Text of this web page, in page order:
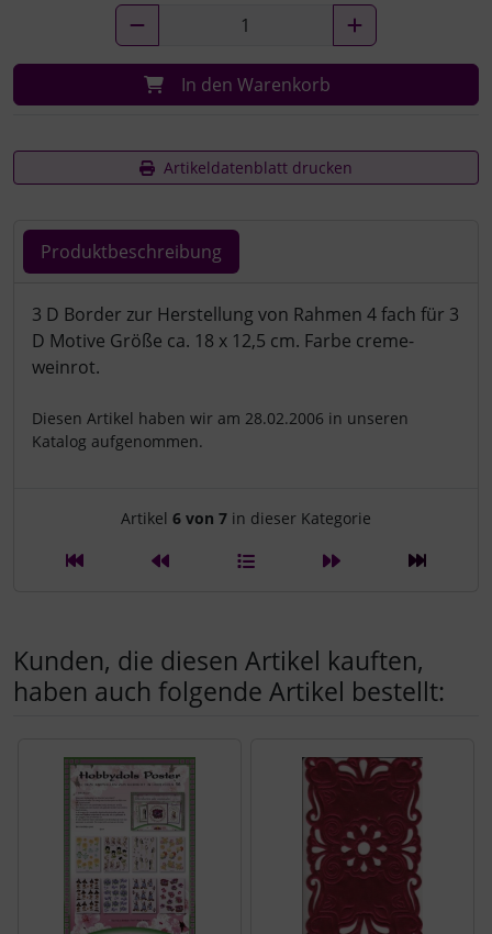
In den Warenkorb
Artikeldatenblatt drucken
Produktbeschreibung
Produktbeschreibung
3 D Border zur Herstellung von Rahmen 4 fach für 3
D Motive Größe ca. 18 x 12,5 cm. Farbe creme-
weinrot.
Diesen Artikel haben wir am 28.02.2006 in unseren
Katalog aufgenommen.
Artikelnavigation innerhalb
Artikel 6 von 7 in dieser Kategorie
Kunden, die diesen Artikel kauften,
haben auch folgende Artikel bestellt: